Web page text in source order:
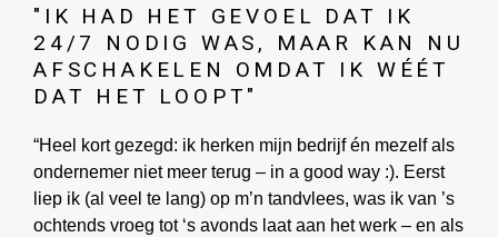
"IK HAD HET GEVOEL DAT IK
24/7 NODIG WAS, MAAR KAN NU
AFSCHAKELEN OMDAT IK WÉÉT
DAT HET LOOPT"
“Heel kort gezegd: ik herken mijn bedrijf én mezelf als
ondernemer niet meer terug – in a good way :). Eerst
liep ik (al veel te lang) op m’n tandvlees, was ik van ’s
ochtends vroeg tot ‘s avonds laat aan het werk – en als